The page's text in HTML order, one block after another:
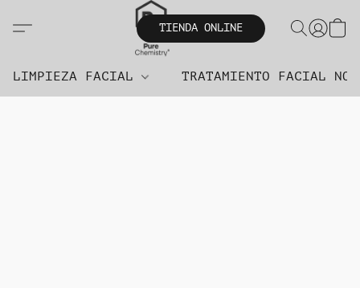
TIENDA ONLINE
LIMPIEZA FACIAL TRATAMIENTO FACIAL